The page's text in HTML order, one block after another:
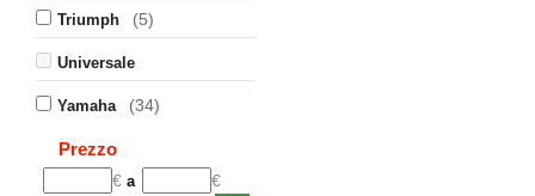
Triumph (5)
Universale
Yamaha (34)
Prezzo
€ a €